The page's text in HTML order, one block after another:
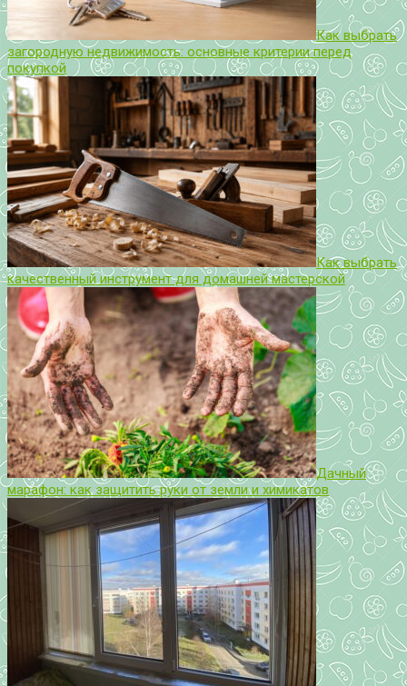
Как выбрать
загородную недвижимость: основные критерии перед
покупкой
Как выбрать
качественный инструмент для домашней мастерской
Дачный
марафон: как защитить руки от земли и химикатов